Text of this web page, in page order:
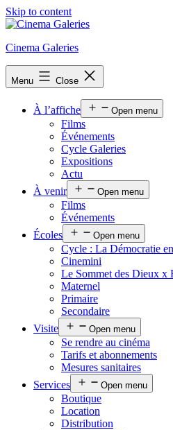
Skip to content
Cinema Galeries
Menu Close
À l’affiche Open menu
Films
Événements
Cycle Galeries
Expositions
Actu
À venir
Open menu
Films
Événements
Écoles
Open menu
Cycle : La Démocratie
Cinemini
Le Sommet des Dieux x
Maternel
Primaire
Secondaire
Visite
Open menu
Se rendre au cinéma
Tarifs et abonnements
Mesures sanitaires
Services
Open menu
Boutique
Location
Distribution